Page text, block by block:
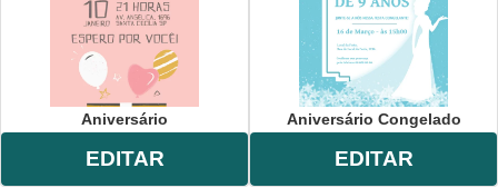
Aniversário
EDITAR
Aniversário Congelado
EDITAR